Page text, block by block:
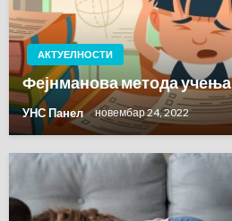
АКТУЕЛНОСТИ
Фејнманова метода учења
УНС Панел новембар 24, 2022